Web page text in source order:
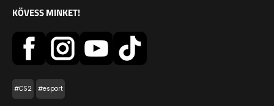
KÖVESS MINKET!
#CS2 #esport